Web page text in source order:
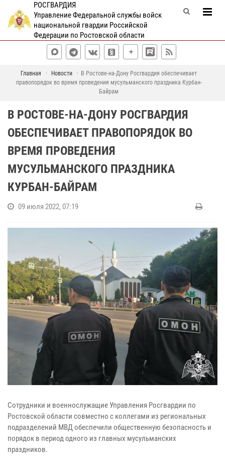
РОСГВАРДИЯ
Управление Федеральной службы войск
национальной гвардии Российской
Федерации по Ростовской области
Главная Новости
В Ростове-на-Дону Росгвардия обеспечивает
правопорядок во время проведения мусульманского праздника Курбан-
Байрам
В РОСТОВЕ-НА-ДОНУ РОСГВАРДИЯ
ОБЕСПЕЧИВАЕТ ПРАВОПОРЯДОК ВО
ВРЕМЯ ПРОВЕДЕНИЯ
МУСУЛЬМАНСКОГО ПРАЗДНИКА
КУРБАН-БАЙРАМ
09 июля 2022, 07:19
Сотрудники и военнослужащие Управления Росгвардии по
Ростовской области совместно с коллегами из региональных
подразделений МВД обеспечили общественную безопасность и
порядок в период одного из главных мусульманских
праздников.